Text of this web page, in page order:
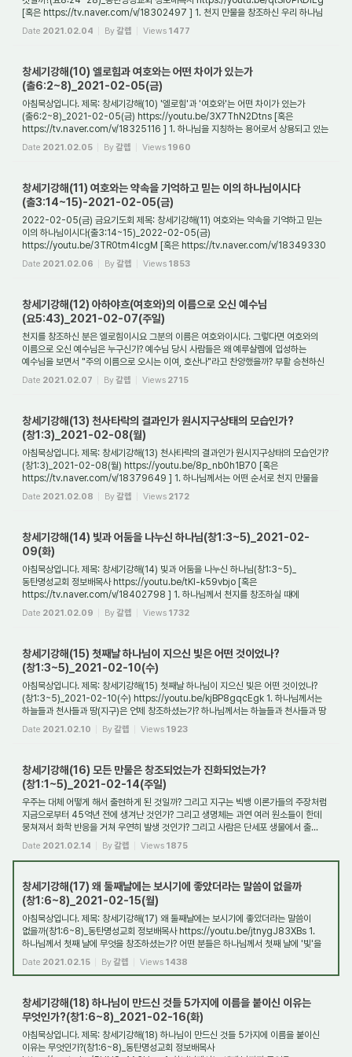
[혹은 https://tv.naver.com/v/18302497 ] 1. 천지 만물을 창조하신 우리 하나님
Date 2021.02.04 By갈렙 Views 1477
창세기강해(10) 엘로힘과 여호와는 어떤 차이가 있는가
(출6:2~8)_2021-02-05(금)
아침묵상입니다. 제목: 창세기강해(10) '엘로힘'과 '여호와'는 어떤 차이가 있는가
(출6:2~8)_2021-02-05(금) https://youtu.be/3X7ThN2Dtns [혹은
https://tv.naver.com/v/18325116 ] 1. 하나님을 지칭하는 용어로서 상용되고 있는
'엘로힘'과 '여호와'는 어떤...
Date 2021.02.05 By갈렙 Views 1960
창세기강해(11) 여호와는 약속을 기억하고 믿는 이의 하나님이시다
(출3:14~15)-2021-02-05(금)
2022-02-05(금) 금요기도회 제목: 창세기강해(11) 여호와는 약속을 기억하고 믿는
이의 하나님이시다(출3:14~15)_2022-02-05(금)
https://youtu.be/3TR0tm4IcgM [혹은 https://tv.naver.com/v/18349330
] 1. 들어가며 창세기를 보면 하나님을 지칭하는 용어가 ...
Date 2021.02.06 By갈렙 Views 1853
창세기강해(12) 아하야흐(여호와)의 이름으로 오신 예수님
(요5:43)_2021-02-07(주일)
천지를 창조하신 분은 엘로힘이시요 그분의 이름은 여호와이시다. 그렇다면 여호와의
이름으로 오신 예수님은 누구신가? 예수님 당시 사람들은 왜 예루살렘에 입성하는
예수님을 보면서 "주의 이름으로 오시는 이여, 호산나"라고 찬양했을까? 부활 승천하신
Date 2021.02.07 By갈렙 Views 2715
창세기강해(13) 천사타락의 결과인가 원시지구상태의 모습인가?
(창1:3)_2021-02-08(월)
아침묵상입니다. 제목: 창세기강해(13) 천사타락의 결과인가 원시지구상태의 모습인가?
(창1:3)_2021-02-08(월) https://youtu.be/8p_nb0h1B70 [혹은
https://tv.naver.com/v/18379649 ] 1. 하나님께서는 어떤 순서로 천지 만물을
창조하셨는가? 태초에 하나님...
Date 2021.02.08 By갈렙 Views 2172
창세기강해(14) 빛과 어둠을 나누신 하나님(창1:3~5)_2021-02-
09(화)
아침묵상입니다. 제목: 창세기강해(14) 빛과 어둠을 나누신 하나님(창1:3~5)_
동탄명성교회 정보배목사 https://youtu.be/tKI-k59vbjo [혹은
https://tv.naver.com/v/18402798 ] 1. 하나님께서 천지를 창조하실 때에
사용하신 방법 4가지는 무엇인가? 맨 처음에...
Date 2021.02.09 By갈렙 Views 1732
창세기강해(15) 첫째날 하나님이 지으신 빛은 어떤 것이었나?
(창1:3~5)_2021-02-10(수)
아침묵상입니다. 제목: 창세기강해(15) 첫째날 하나님이 지으신 빛은 어떤 것이었나?
(창1:3~5)_2021-02-10(수) https://youtu.be/kjBP8gqcEgk 1. 하나님께서는
하늘들과 천사들과 땅(지구)은 언제 창조하셨는가? 하나님께서는 하늘들과 천사들과 땅
Date 2021.02.10 By갈렙 Views 1923
창세기강해(16) 모든 만물은 창조되었는가 진화되었는가?
(창1:1~5)_2021-02-14(주일)
우주는 대체 어떻게 해서 출현하게 된 것일까? 그리고 지구는 빅뱅 이론가들의 주장처럼
지금으로부터 45억년 전에 생겨난 것인가? 그리고 생명체는 과연 여러 원소들이 한데
뭉쳐져서 화학 반응을 거쳐 우연히 발생 것인가? 그리고 사람은 단세포 생물에서 출...
Date 2021.02.14 By갈렙 Views 1875
창세기강해(17) 왜 둘째날에는 보시기에 좋았더라는 말씀이 없을까
(창1:6~8)_2021-02-15(월)
아침묵상입니다. 제목: 창세기강해(17) 왜 둘째날에는 보시기에 좋았더라는 말씀이
없을까(창1:6~8)_동탄명성교회 정보배목사 https://youtu.be/jtnygJ83XBs 1.
하나님께서 첫째 날에 무엇을 창조하셨는가? 어떤 분들은 하나님께서 첫째 날에 '빛'을
Date 2021.02.15 By갈렙 Views 1438
창세기강해(18) 하나님이 만드신 것들 5가지에 이름을 붙이신 이유는
무엇인가?(창1:6~8)_2021-02-16(화)
아침묵상입니다. 제목: 창세기강해(18) 하나님이 만드신 것들 5가지에 이름을 붙이신
이유는 무엇인가?(창1:6~8)_동탄명성교회 정보배목사